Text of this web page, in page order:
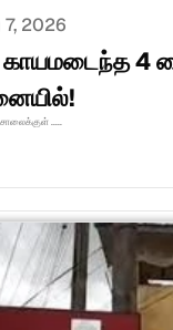
7, 2026
காயமடைந்த 4
.....